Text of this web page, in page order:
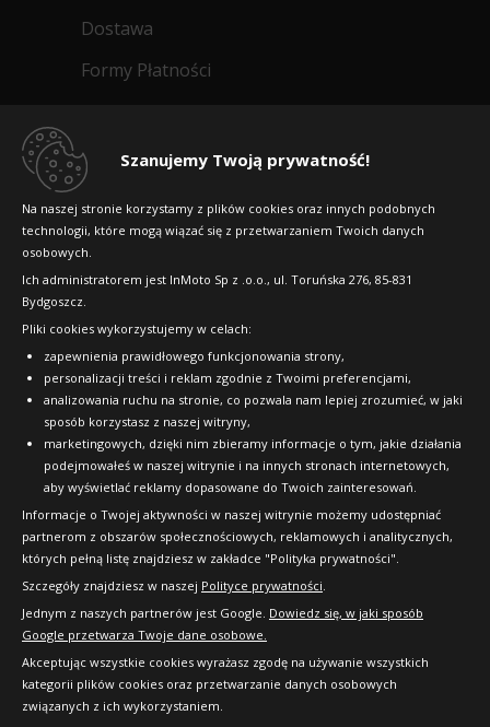
Szanujemy Twoją prywatność!
Na naszej stronie korzystamy z plików cookies oraz innych podobnych
technologii, które mogą wiązać się z przetwarzaniem Twoich danych
osobowych.
Ich administratorem jest InMoto Sp z .o.o., ul. Toruńska 276, 85-831
Bydgoszcz.
Pliki cookies wykorzystujemy w celach:
zapewnienia prawidłowego funkcjonowania strony,
personalizacji treści i reklam zgodnie z Twoimi preferencjami,
analizowania ruchu na stronie, co pozwala nam lepiej zrozumieć, w jaki
sposób korzystasz z naszej witryny,
marketingowych, dzięki nim zbieramy informacje o tym, jakie działania
podejmowałeś w naszej witrynie i na innych stronach internetowych,
aby wyświetlać reklamy dopasowane do Twoich zainteresowań.
Informacje o Twojej aktywności w naszej witrynie możemy udostępniać
partnerom z obszarów społecznościowych, reklamowych i analitycznych,
których pełną listę znajdziesz w zakładce "Polityka prywatności".
Szczegóły znajdziesz w naszej Polityce prywatności.
Jednym z naszych partnerów jest Google. Dowiedz się, w jaki sposób
Google przetwarza Twoje dane osobowe.
Akceptując wszystkie cookies wyrażasz zgodę na używanie wszystkich
kategorii plików cookies oraz przetwarzanie danych osobowych
związanych z ich wykorzystaniem.
Dostawa
Formy Płatności
Dlaczego warto kupić w 24opony.pl
Raty
FAQ
OFICJALNY PARTNER